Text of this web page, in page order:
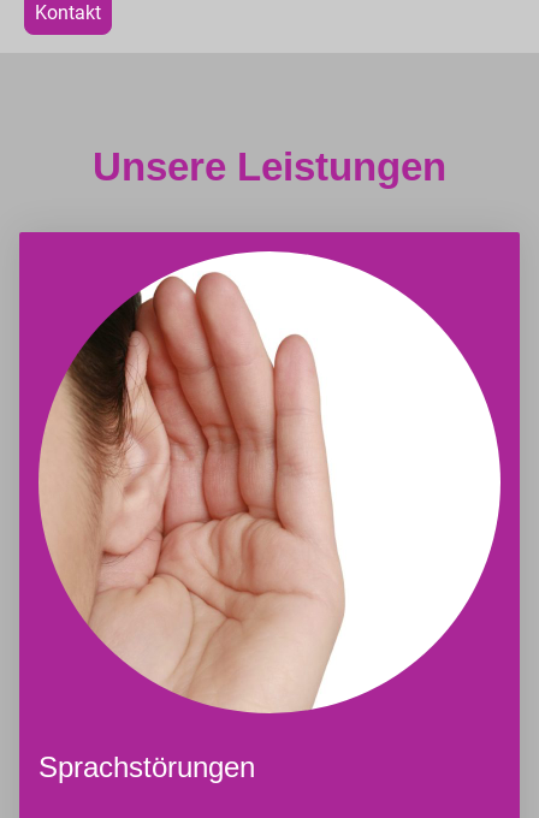
Kontakt
Unsere Leistungen
Sprachstörungen